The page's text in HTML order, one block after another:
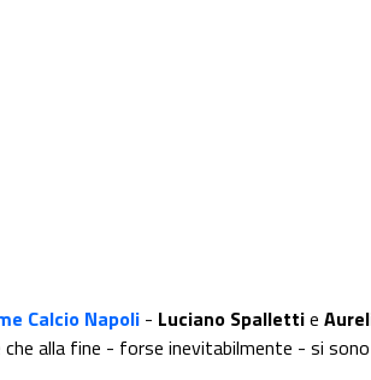
Calcio Napoli - Luciano Spallettie
che alla fine - forse inevitabilmente - si